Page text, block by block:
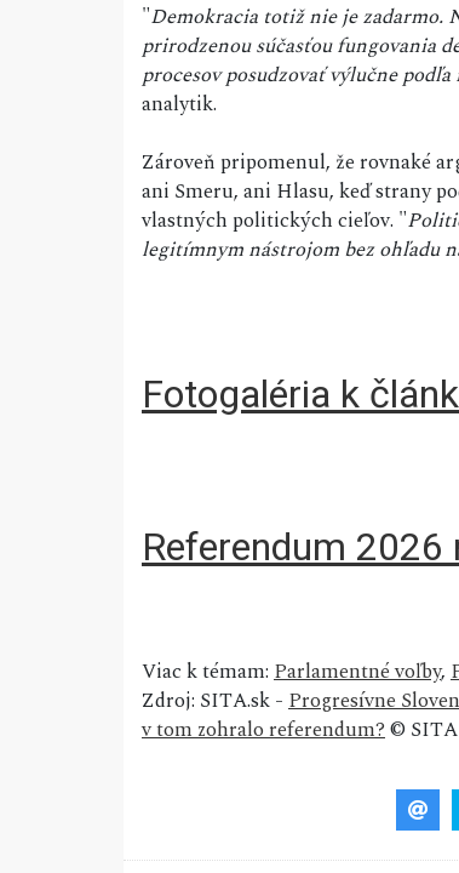
"Demokracia totiž nie je zadarmo.
prirodzenou súčasťou fungovania
procesov posudzovať výlučne
analytik.
Zároveň pripomenul, že rovnaké
ani Smeru, ani Hlasu, keď strany
vlastných politických cieľov. "
legitímnym nástrojom bez ohľadu
Fotogaléria k
Referendum
Viac k témam:Parlamentné voľby,
Zdroj: SITA.sk -Progresívne
v tom zohralo referendum?© SITA